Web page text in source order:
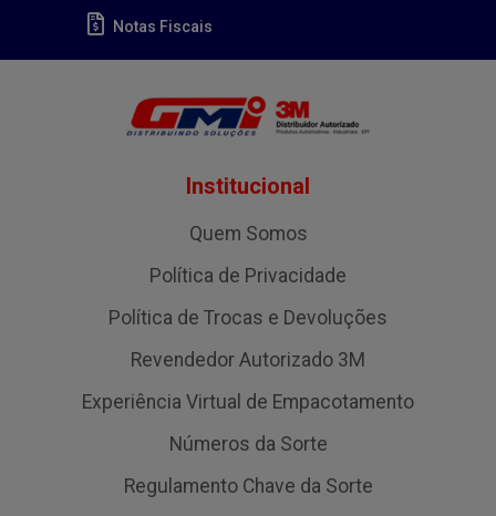
Notas Fiscais
Institucional
Quem Somos
Política de Privacidade
Política de Trocas e Devoluções
Revendedor Autorizado 3M
Experiência Virtual de Empacotamento
Números da Sorte
Regulamento Chave da Sorte